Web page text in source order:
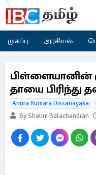
முகப்பு அரசியல்
பிள்ளையானின்
தாயை பிரிந்து
Anura Kumara Dissanayaka
By Shalini Balachandran